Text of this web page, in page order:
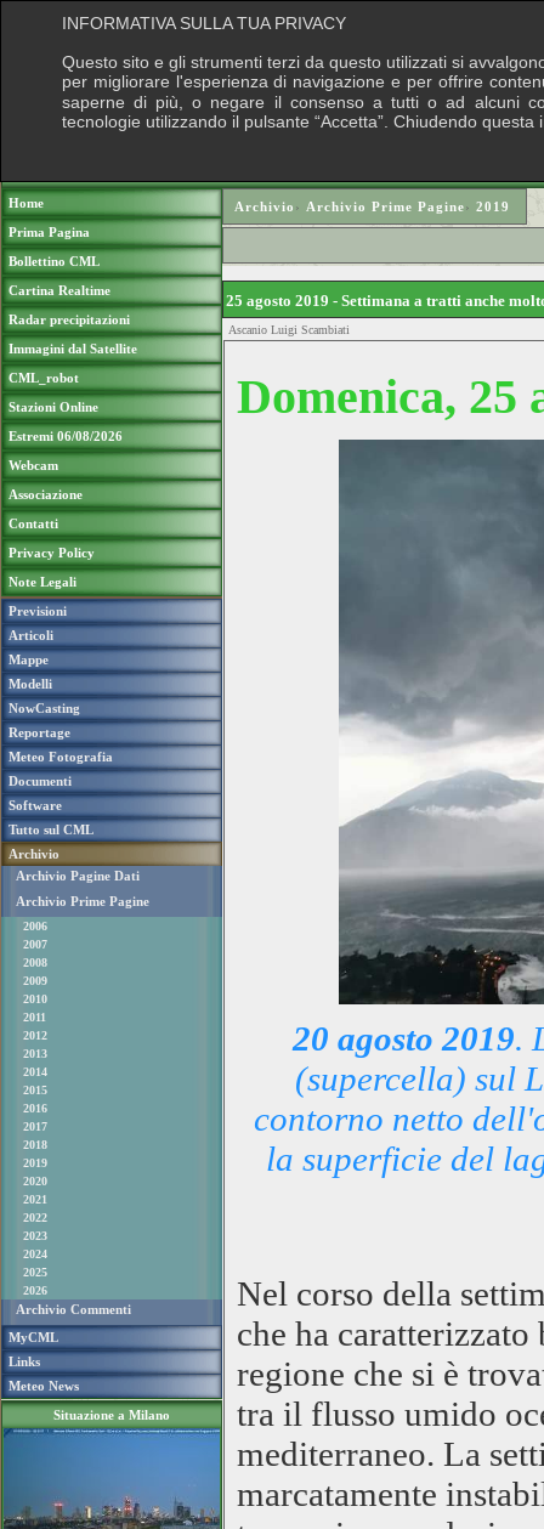
Home
Prima Pagina
Bollettino CML
Cartina Realtime
Radar precipitazioni
Immagini dal Satellite
CML_robot
Stazioni Online
Estremi 06/08/2026
Webcam
Associazione
Contatti
Privacy Policy
Note Legali
Previsioni
Articoli
Mappe
Modelli
NowCasting
Reportage
Meteo Fotografia
Documenti
Software
Tutto sul CML
Archivio
Archivio Pagine Dati
Archivio Prime Pagine
2006
2007
2008
2009
2010
2011
2012
2013
2014
2015
2016
2017
2018
2019
2020
2021
2022
2023
2024
2025
2026
Archivio Commenti
MyCML
Links
Meteo News
Situazione a Milano
Archivio › Archivio Prime Pagine› 2019
25 agosto 2019 - Settimana a tratti anche
Ascanio Luigi Scambiati
Domenica, 25
20 agosto 2019.
(supercella) sul
contorno netto
la superficie del
Nel corso della
che ha
regione che si è
tra il flusso umido
mediterraneo. La
marcatamente
INFORMATIVA SULLA TUA PRIVACY
Questo sito e gli strumenti terzi da questo utilizzati si
per migliorare l'esperienza di navigazione e per offrire
saperne di più, o negare il consenso a tutti o ad alcuni
tecnologie utilizzando il pulsante “Accetta”. Chiudendo